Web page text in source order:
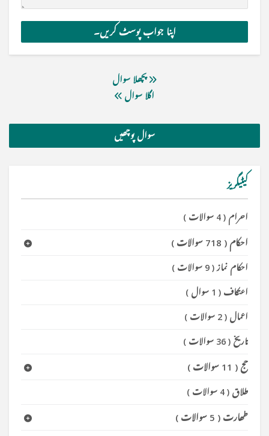
پچھلا سوال
اگلا سوال
سوال پوچھیں
کیٹیگریز
احرام ( 4 سوالات )
احکام ( 718 سوالات )
احکام نماز( 9 سوالات )
اعتکاف ( 1 سوال )
اعمال ( 2 سوالات )
تاریخ ( 36 سوالات )
حج ( 11 سوالات )
طلاق ( 4 سوالات )
طھارت ( 5 سوالات )